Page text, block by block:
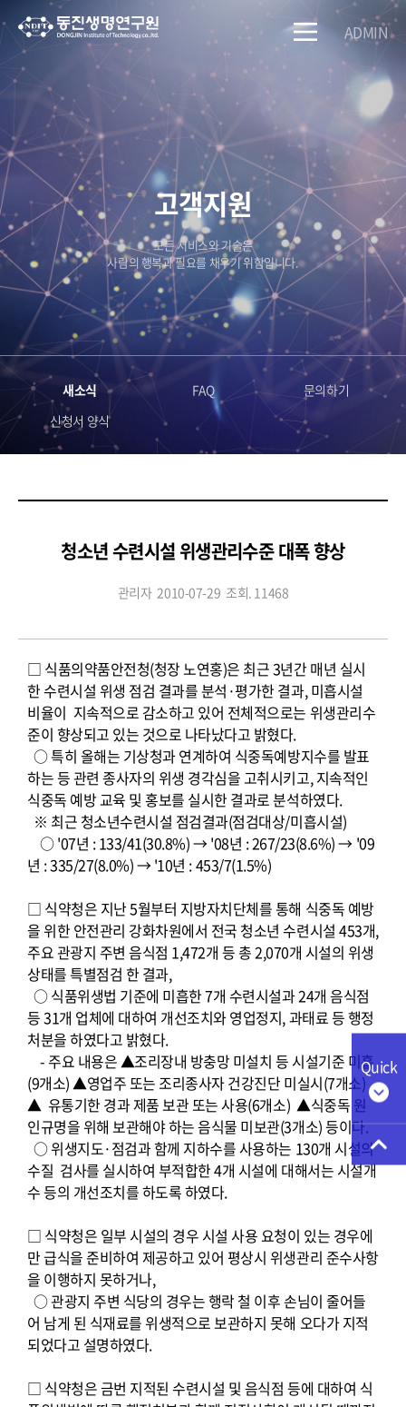
ADMIN
Quick
고객지원
모든 서비스와 기술은
사람의 행복과 필요를 채우기 위함입니다.
새소식 FAQ
문의하기
신청서 양식
청소년 수련시설 위생관리수준 대폭 향상
관리자 2010-07-29 조회. 11468
□ 식품의약품안전청(청장 노연홍)은 최근 3년간 매년 실시
한 수련시설 위생 점검 결과를 분석·평가한 결과, 미흡시설
비율이 지속적으로 감소하고 있어 전체적으로는 위생관리수
준이 향상되고 있는 것으로 나타났다고 밝혔다.
○ 특히 올해는 기상청과 연계하여 식중독예방지수를 발표
하는 등 관련 종사자의 위생 경각심을 고취시키고, 지속적인
식중독 예방 교육 및 홍보를 실시한 결과로 분석하였다.
※ 최근 청소년수련시설 점검결과(점검대상/미흡시설)
○ '07년 : 133/41(30.8%) → '08년 : 267/23(8.6%) → '09
년 : 335/27(8.0%) → '10년 : 453/7(1.5%)
□ 식약청은 지난 5월부터 지방자치단체를 통해 식중독 예방
을 위한 안전관리 강화차원에서 전국 청소년 수련시설 453개,
주요 관광지 주변 음식점 1,472개 등 총 2,070개 시설의 위생
상태를 특별점검 한 결과,
○ 식품위생법 기준에 미흡한 7개 수련시설과 24개 음식점
등 31개 업체에 대하여 개선조치와 영업정지, 과태료 등 행정
처분을 하였다고 밝혔다.
- 주요 내용은 ▲조리장내 방충망 미설치 등 시설기준 미흡
(9개소) ▲영업주 또는 조리종사자 건강진단 미실시(7개소)
▲ 유통기한 경과 제품 보관 또는 사용(6개소) ▲식중독 원
인규명을 위해 보관해야 하는 음식물 미보관(3개소) 등이다.
○ 위생지도·점검과 함께 지하수를 사용하는 130개 시설의
수질 검사를 실시하여 부적합한 4개 시설에 대해서는 시설개
수 등의 개선조치를 하도록 하였다.
□ 식약청은 일부 시설의 경우 시설 사용 요청이 있는 경우에
만 급식을 준비하여 제공하고 있어 평상시 위생관리 준수사항
을 이행하지 못하거나,
○ 관광지 주변 식당의 경우는 행락 철 이후 손님이 줄어들
어 남게 된 식재료를 위생적으로 보관하지 못해 오다가 지적
되었다고 설명하였다.
□ 식약청은 금번 지적된 수련시설 및 음식점 등에 대하여 식